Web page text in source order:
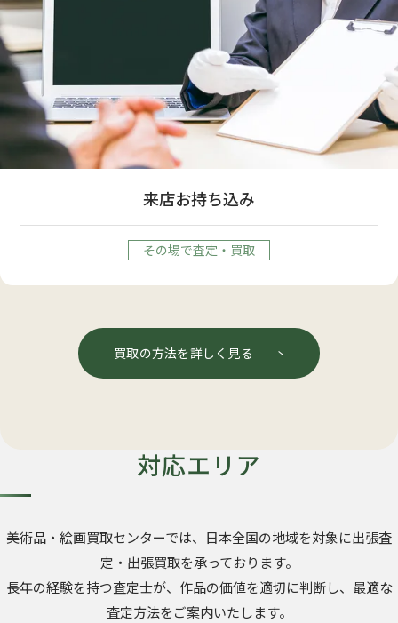
来店お持ち込み
その場で査定・買取
買取の方法を詳しく見る
対応エリア
美術品・絵画買取センターでは、日本全国の地域を対象に出張査
定・出張買取を承っております。
長年の経験を持つ査定士が、作品の価値を適切に判断し、最適な
査定方法をご案内いたします。